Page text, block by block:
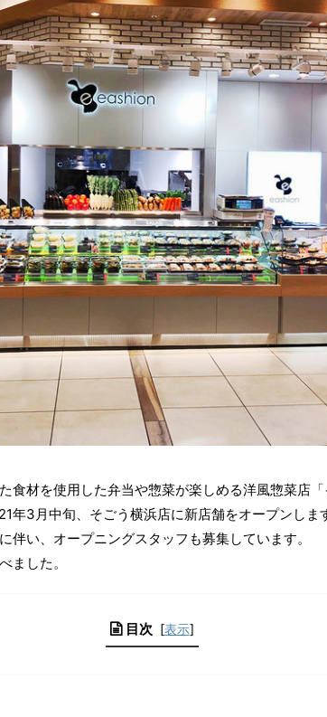
食材を使用した弁当や惣菜が楽しめる洋風惣菜店
年3月中旬、そごう横浜店に新店舗をオープンしま
伴い、オープニングスタッフも募集しています。
ました。
目次 [表示]